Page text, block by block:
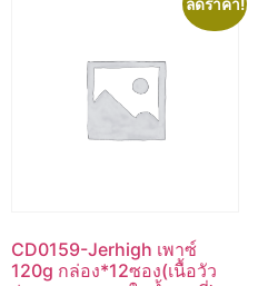
ลดราคา!
CD0159-Jerhigh เพาซ์
120g กล่อง*12ซอง(เนื้อวัว